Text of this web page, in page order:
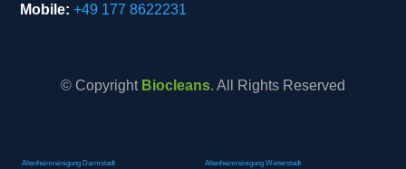
Mobile: +49 177 8622231
© Copyright Biocleans. All Rights Reserved
Altenheimreinigung Darmstadt Altenheimreinigung Weiterstadt